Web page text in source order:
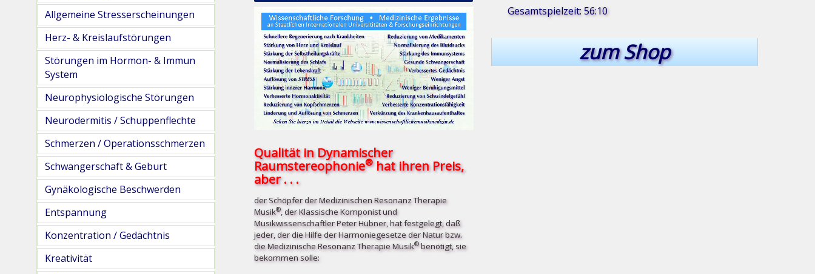
Allgemeine Stresserscheinungen
Herz- & Kreislaufstörungen
Störungen im Hormon- & Immun
System
Neurophysiologische Störungen
Neurodermitis / Schuppenflechte
Schmerzen / Operationsschmerzen
Schwangerschaft & Geburt
Gynäkologische Beschwerden
Entspannung
Konzentration / Gedächtnis
Kreativität
Play /
pause
volume
Medizinische Resonanz Therapie Musik®
Qualität in Dynamischer
Raumstereophonie®hat ihren Preis,
aber . . .
der Schöpfer der Medizinischen Resonanz Therapie
Musik®, der Klassische Komponist und
Musikwissenschaftler Peter Hübner, hat festgelegt, daß
jeder, der die Hilfe der Harmoniegesetze der Natur bzw.
die Medizinische Resonanz Therapie Musik®benötigt, sie
bekommen solle:
Gesamtspielzeit: 56:10
zum Shop